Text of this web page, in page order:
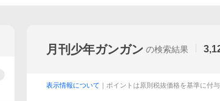
月刊少年ガンガン の検索結果
表示情報について ｜ポイントは原則税抜価格を基準に付